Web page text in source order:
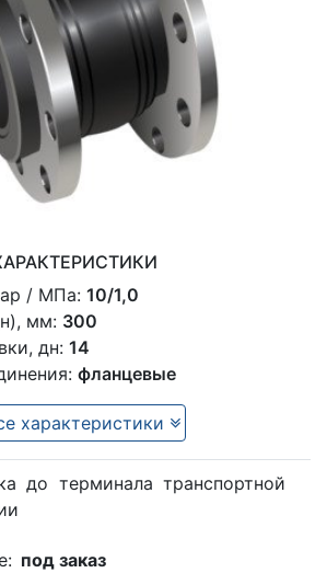
/ МПа: 10/1,0
мм: 300
дн: 14
фланцевые
характеристики
до терминала транспортной
под заказ